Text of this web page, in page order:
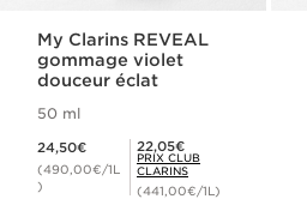
My Clarins REVEAL
gommage violet
douceur éclat
50 ml
24,50€
(490,00€/1L
)
Prix Club Clarins 22,05€
22,05€
PRIX CLUB
CLARINS
(441,00€/1L)